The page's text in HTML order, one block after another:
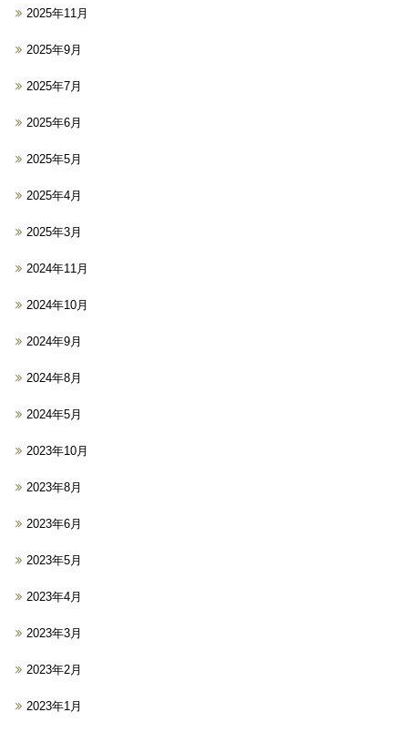
2025年11月
2025年9月
2025年7月
2025年6月
2025年5月
2025年4月
2025年3月
2024年11月
2024年10月
2024年9月
2024年8月
2024年5月
2023年10月
2023年8月
2023年6月
2023年5月
2023年4月
2023年3月
2023年2月
2023年1月